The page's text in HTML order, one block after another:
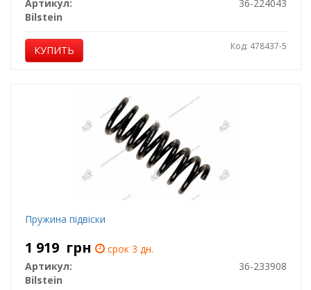
Артикул:
36-224043
Bilstein
КУПИТЬ Код: 478437-5
Пружина підвіски
1 919 грн
срок 3 дн.
Артикул:
36-233908
Bilstein